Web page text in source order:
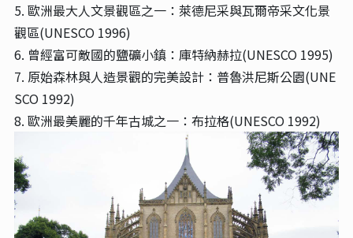
5. 歐洲最大人文景觀區之一：萊德尼采與瓦爾帝采文化景
觀區(UNESCO 1996)
6. 曾經富可敵國的鹽礦小鎮：庫特納赫拉(UNESCO 1995)
7. 原始森林與人造景觀的完美設計：普魯洪尼斯公園(UNE
SCO 1992)
8. 歐洲最美麗的千年古城之一：布拉格(UNESCO 1992)